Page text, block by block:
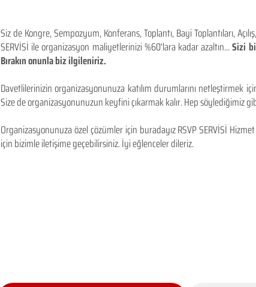
Siz de Kongre, Sempozyum, Konferans, Toplantı, Bayi Toplantıları,
SERVİSİ ile organizasyon maliyetlerinizi %60'lara kadar azaltın...Sizi
Bırakın onunla biz ilgileniriz.
Davetlilerinizin organizasyonunuza katılım durumlarını netleştirmek
Size de organizasyonunuzun keyfini çıkarmak kalır. Hep söylediğimiz
Organizasyonunuza özel çözümler için buradayız RSVP SERVİSİ
için bizimle iletişime geçebilirsiniz. İyi eğlenceler dileriz.